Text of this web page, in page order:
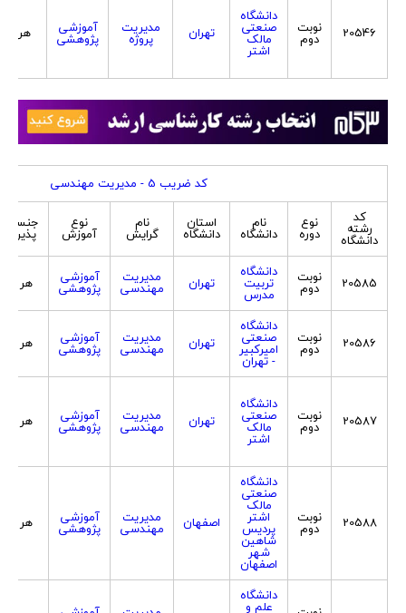
20546 نوبت
دوم
دانشگاه
صنعتی
مالک
اشتر
تهران مدیریت
پروژه
آموزشی
پژوهشی هر دو
کد ضريب 5 - مدیریت مهندسی
کد
رشته
دانشگاه
نوع
دوره
نام
دانشگاه
استان
دانشگاه
نام
گرایش
نوع
آموزش
جنسیت
پذیرش
20585 نوبت
دوم
دانشگاه
تربیت
مدرس
تهران مدیریت
مهندسی
آموزشی
پژوهشی هر دو
20586 نوبت
دوم
دانشگاه
صنعتی
امیرکبیر
- تهران
تهران مدیریت
مهندسی
آموزشی
پژوهشی هر دو
20587 نوبت
دوم
دانشگاه
صنعتی
مالک
اشتر
تهران مدیریت
مهندسی
آموزشی
پژوهشی هر دو
20588 نوبت
دوم
دانشگاه
صنعتی
مالک
اشتر
پردیس
شاهین
شهر
اصفهان
اصفهان مدیریت
مهندسی
آموزشی
پژوهشی هر دو
دانشگاه
علم و